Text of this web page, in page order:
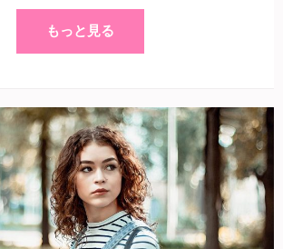
もっと見る